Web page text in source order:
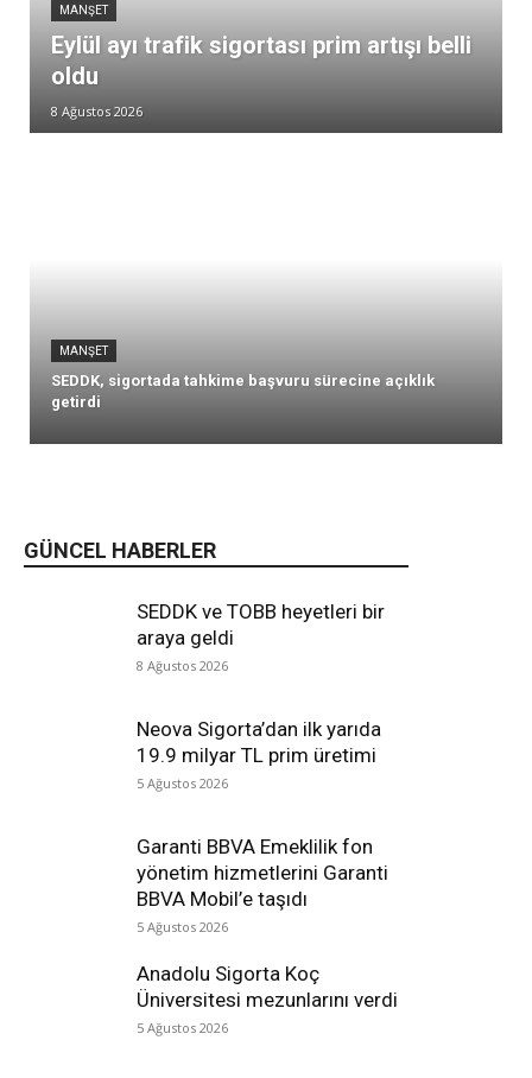
GÜNCEL HABERLER
SEDDK ve TOBB heyetleri bir
araya geldi
8 Ağustos 2026
Neova Sigorta’dan ilk yarıda
19.9 milyar TL prim üretimi
5 Ağustos 2026
Garanti BBVA Emeklilik fon
yönetim hizmetlerini Garanti
BBVA Mobil’e taşıdı
5 Ağustos 2026
Anadolu Sigorta Koç
Üniversitesi mezunlarını verdi
5 Ağustos 2026
MANŞET
Eylül ayı trafik sigortası prim artışı belli
oldu
8 Ağustos 2026
MANŞET
SEDDK, sigortada tahkime başvuru sürecine açıklık
getirdi